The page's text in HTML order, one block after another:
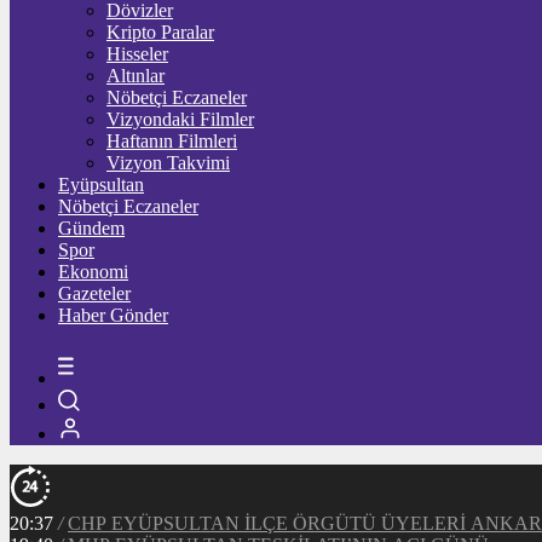
Dövizler
Kripto Paralar
Hisseler
Altınlar
Nöbetçi Eczaneler
Vizyondaki Filmler
Haftanın Filmleri
Vizyon Takvimi
Eyüpsultan
Nöbetçi Eczaneler
Gündem
Spor
Ekonomi
Gazeteler
Haber Gönder
20:37 / CHP EYÜPSULTAN İLÇE ÖRGÜTÜ ÜYELERİ